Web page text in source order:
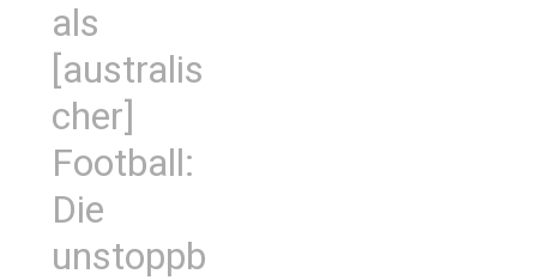
als
[australis
cher]
Football:
Die
unstoppb